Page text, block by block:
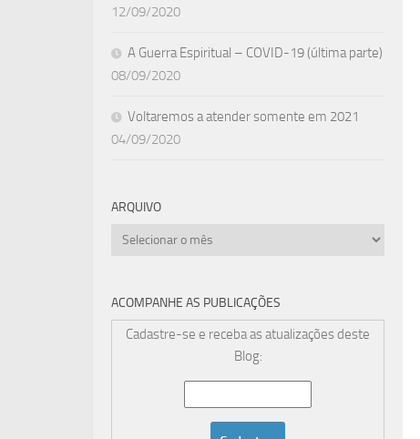
12/09/2020
A Guerra Espiritual – COVID-19 (última parte)
08/09/2020
Voltaremos a atender somente em 2021
04/09/2020
ARQUIVO
Arquivo
ACOMPANHE AS PUBLICAÇÕES
Cadastre-se e receba as atualizações deste
Blog: